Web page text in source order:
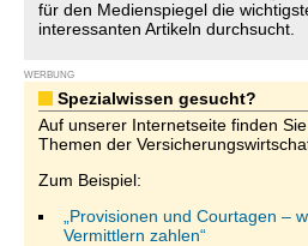
für den Medienspiegel die
interessanten Artikeln durchsucht.
WERBUNG
Spezialwissen gesucht?
Auf unserer Internetseite finden
Themen der
Zum Beispiel:
„Provisionen und Courtagen –
Vermittlern zahlen“